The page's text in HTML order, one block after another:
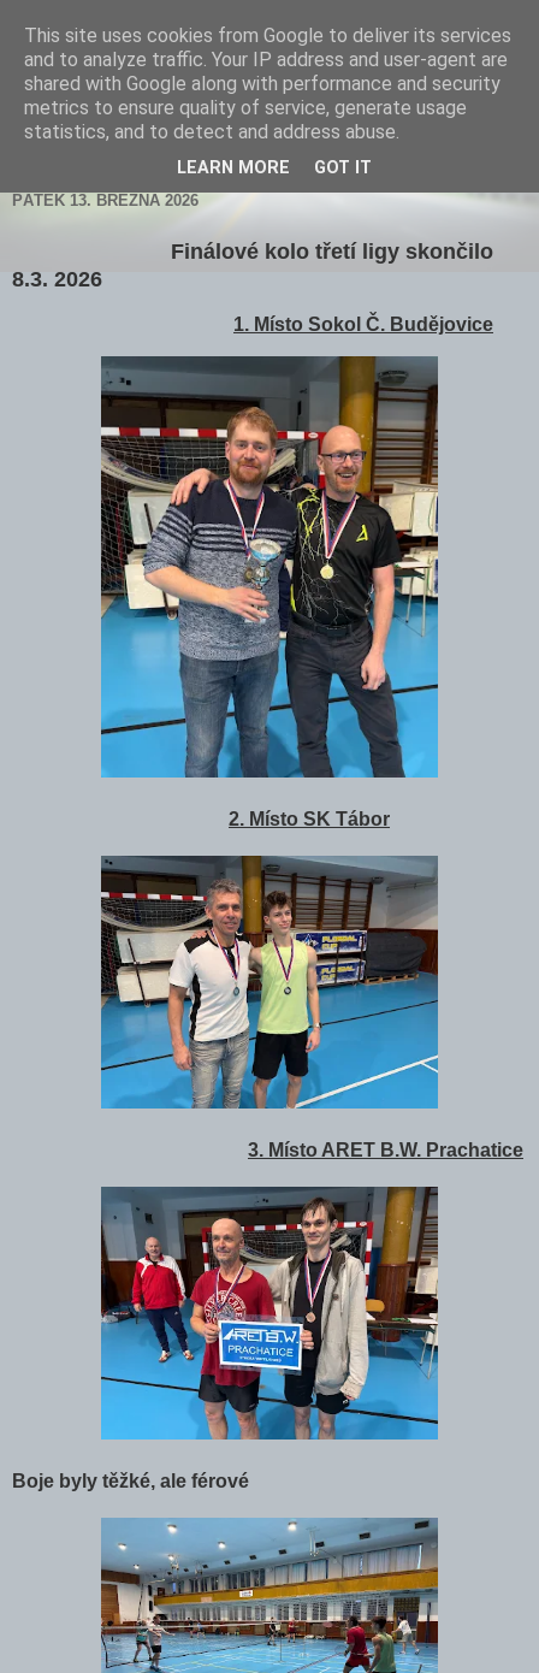
PÁTEK 13. BŘEZNA 2026
Finálové kolo třetí ligy skončilo
8.3. 2026
1. Místo Sokol Č. Budějovice
2. Místo SK Tábor
3. Místo ARET B.W. Prachatice
Boje byly těžké, ale férové
This site uses cookies from Google to deliver its services
and to analyze traffic. Your IP address and user-agent are
shared with Google along with performance and security
metrics to ensure quality of service, generate usage
statistics, and to detect and address abuse.
LEARN MORE GOT IT